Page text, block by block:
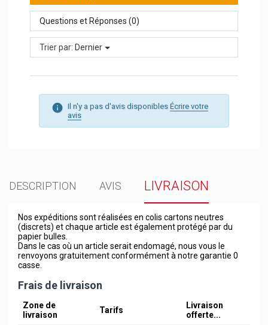
Questions et Réponses (0)
Trier par: Dernier
Il n'y a pas d'avis disponibles Écrire votre
avis
DESCRIPTION AVIS LIVRAISON
Nos expéditions sont réalisées en colis cartons neutres
(discrets) et chaque article est également protégé par du
papier bulles.
Dans le cas où un article serait endomagé, nous vous le
renvoyons gratuitement conformément à notre garantie 0
casse.
Frais de livraison
Zone de
livraison
Tarifs
Livraison
offerte...